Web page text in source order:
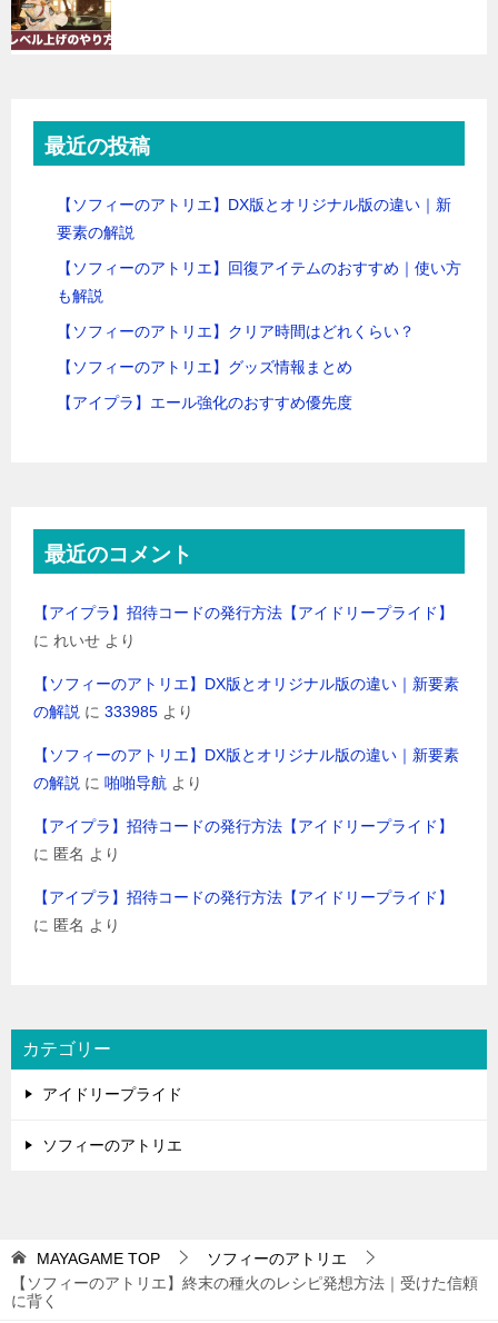
最近の投稿
【ソフィーのアトリエ】DX版とオリジナル版の違い｜新
要素の解説
【ソフィーのアトリエ】回復アイテムのおすすめ｜使い方
も解説
【ソフィーのアトリエ】クリア時間はどれくらい？
【ソフィーのアトリエ】グッズ情報まとめ
【アイプラ】エール強化のおすすめ優先度
最近のコメント
【アイプラ】招待コードの発行方法【アイドリープライド】
に れいせ より
【ソフィーのアトリエ】DX版とオリジナル版の違い｜新要素
の解説 に 333985 より
【ソフィーのアトリエ】DX版とオリジナル版の違い｜新要素
の解説 に 啪啪导航 より
【アイプラ】招待コードの発行方法【アイドリープライド】
に 匿名 より
【アイプラ】招待コードの発行方法【アイドリープライド】
に 匿名 より
カテゴリー
アイドリープライド
ソフィーのアトリエ
MAYAGAME TOP
ソフィーのアトリエ
【ソフィーのアトリエ】終末の種火のレシピ発想方法｜受けた信頼
に背く